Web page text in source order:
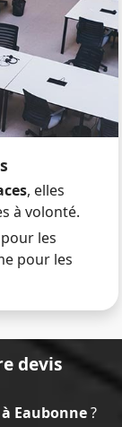
, elles
à volonté.
les
pour les
devis
Eaubonne?